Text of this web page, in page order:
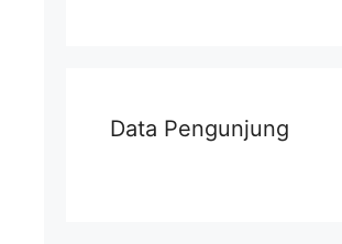
Data Pengunjung